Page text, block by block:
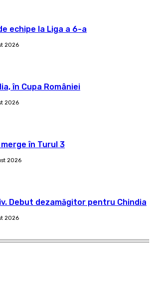
echipe la Liga a 6-a
2026
în Cupa României
2026
în Turul 3
2026
Debut dezamăgitor pentru Chindia
2026